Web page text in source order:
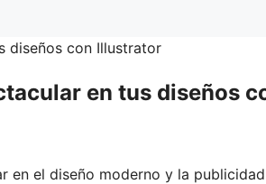
en tus diseños
en el diseño moderno y la